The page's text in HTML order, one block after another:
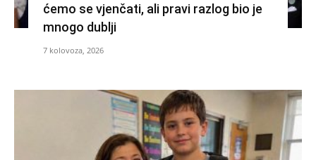
ćemo se vjenčati, ali pravi razlog bio je
mnogo dublji
7 kolovoza, 2026